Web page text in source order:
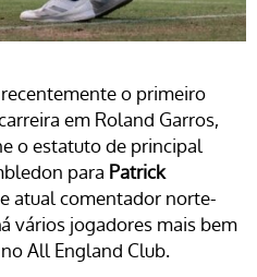
o primeiro
em Roland Garros,
o estatuto de principal
para Patrick
atual comentador norte-
vários jogadores mais bem
All England Club.